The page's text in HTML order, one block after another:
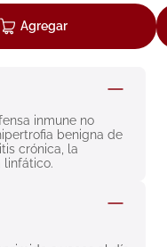
Agregar
inmune no
benigna de
crónica, la
linfático.